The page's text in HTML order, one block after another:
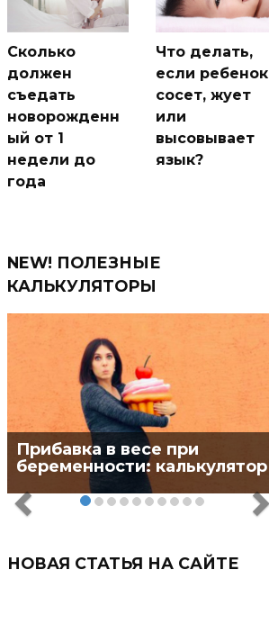
Сколько
должен
съедать
новорожденн
ый от 1
недели до
года
Что делать,
если ребенок
сосет, жует
или
высовывает
язык?
NEW! ПОЛЕЗНЫЕ
КАЛЬКУЛЯТОРЫ
Прибавка в весе при
беременности: калькулятор
НОВАЯ СТАТЬЯ НА САЙТЕ